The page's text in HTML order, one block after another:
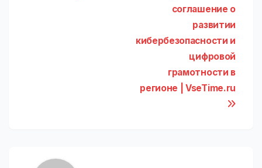
соглашение о
развитии
кибербезопасности и
цифровой
грамотности в
регионе | VseTime.ru